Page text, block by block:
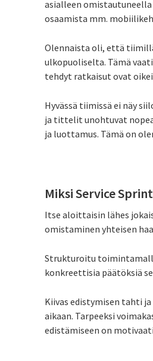
asialleen
osaamista mm.
Olennaista oli, että
ulkopuoliselta. Tämä
tehdyt ratkaisut ovat
Hyvässä tiimissä ei näy
ja tittelit unohtuvat
ja luottamus. Tämä on
Miksi Service
Itse aloittaisin lähes
omistaminen yhteisen
Strukturoitu toimintamalli
konkreettisia päätöksiä
Kiivas edistymisen tahti
aikaan. Tarpeeksi
edistämiseen on